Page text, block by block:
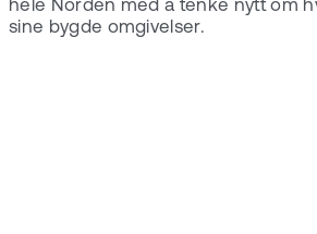
hele Norden med å tenke nytt om
sine bygde omgivelser.